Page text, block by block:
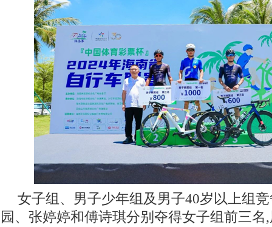
女子组、男子少年组及男子40岁以上组
园、张婷婷和傅诗琪分别夺得女子组前三